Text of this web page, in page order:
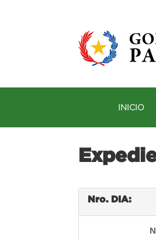
INICIO
Nro. DIA: